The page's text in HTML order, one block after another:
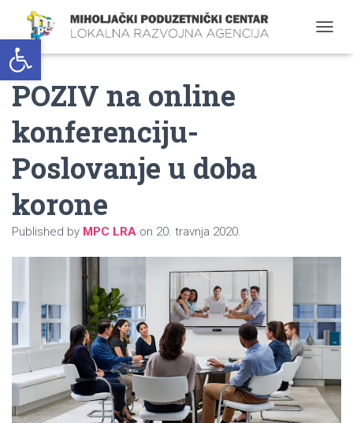
Open toolbar
O
POZIV na online
konferenciju-
Poslovanje u doba
korone
Published by MPC LRA on 20. travnja 2020.